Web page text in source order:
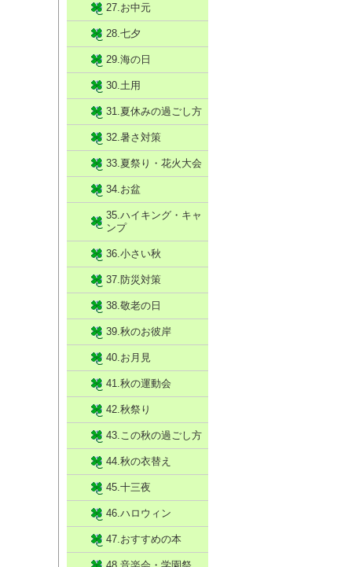
27.お中元
28.七夕
29.海の日
30.土用
31.夏休みの過ごし方
32.暑さ対策
33.夏祭り・花火大会
34.お盆
35.ハイキング・キャ
ンプ
36.小さい秋
37.防災対策
38.敬老の日
39.秋のお彼岸
40.お月見
41.秋の運動会
42.秋祭り
43.この秋の過ごし方
44.秋の衣替え
45.十三夜
46.ハロウィン
47.おすすめの本
48.音楽会・学園祭